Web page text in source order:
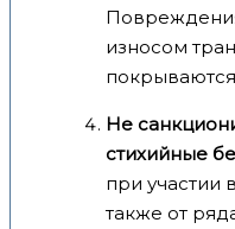
износом
Не
стихийные
при участии
также от